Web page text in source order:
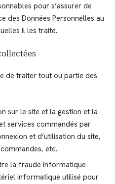
pour s’assurer de
des Données Personnelles au
il les traite.
de traiter tout ou partie des
sur le site et la gestion et la
services commandés par
et d’utilisation du site,
etc.
la fraude informatique
informatique utilisé pour